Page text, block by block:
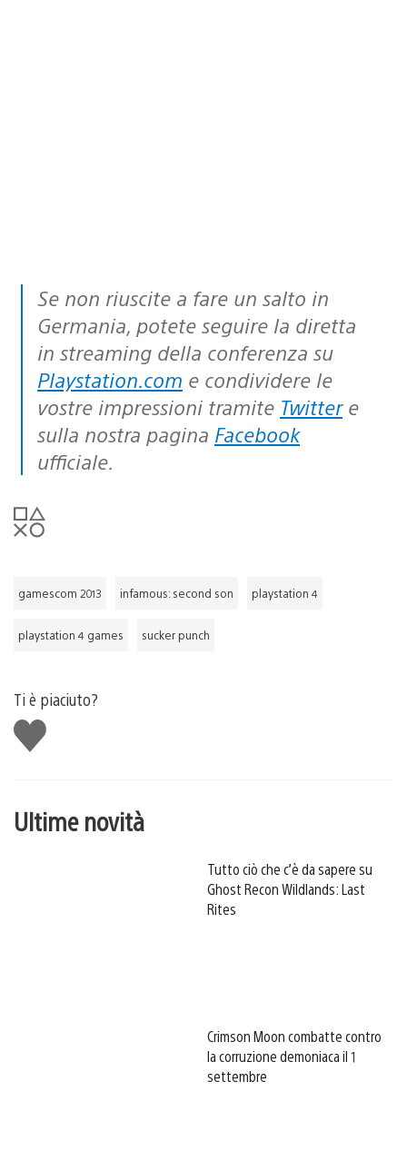
Se non riuscite a fare un salto in
Germania, potete seguire la diretta
in streaming della conferenza su
Playstation.com e condividere le
vostre impressioni tramite Twittere
sulla nostra pagina Facebook
ufficiale.
gamescom 2013 infamous: second son playstation 4
playstation 4 games sucker punch
Ti è piaciuto?
Mi
piace
Ultime novità
Tutto ciò che c’è da sapere su
Ghost Recon Wildlands: Last
Rites
Crimson Moon combatte contro
la corruzione demoniaca il 1
settembre